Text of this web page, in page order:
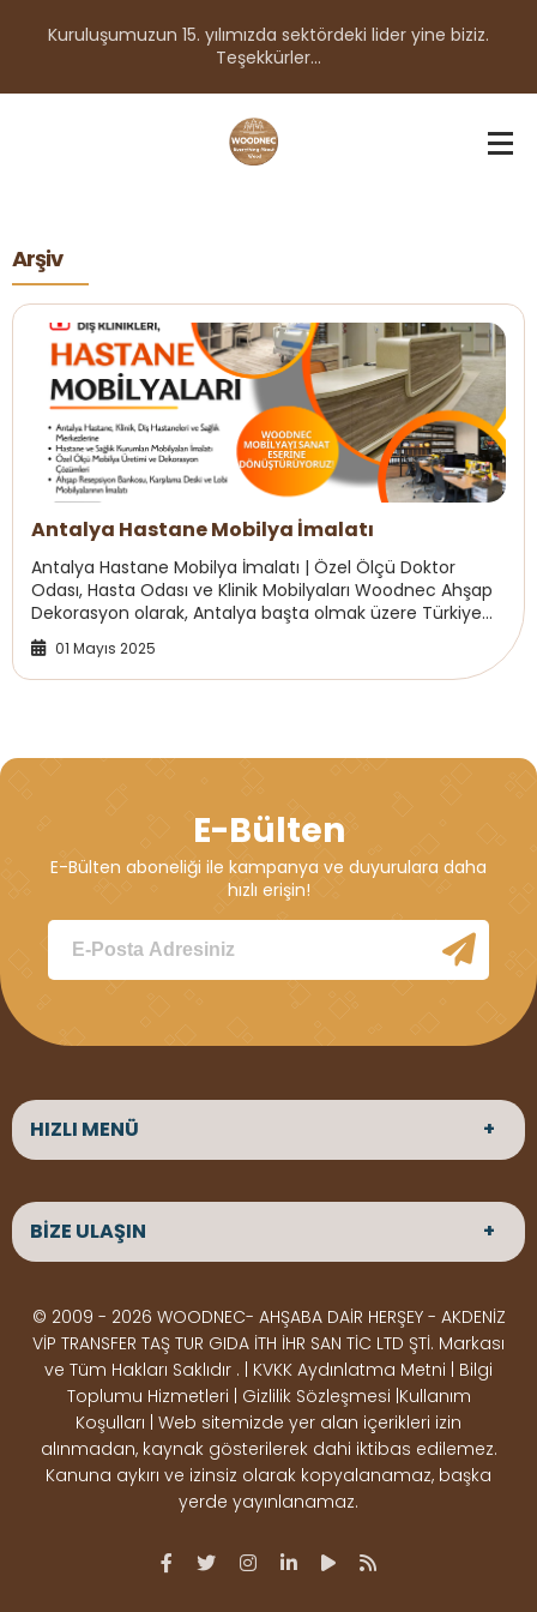
Kuruluşumuzun 15. yılımızda sektördeki lider yine biziz.
Teşekkürler...
Arşiv
Antalya Hastane Mobilya İmalatı
Antalya Hastane Mobilya İmalatı | Özel Ölçü Doktor
Odası, Hasta Odası ve Klinik Mobilyaları Woodnec Ahşap
Dekorasyon olarak, Antalya başta olmak üzere Türkiye
genelinde; hastane, klinik, diş hastanele...
01 Mayıs 2025
E-Bülten
E-Bülten aboneliği ile kampanya ve duyurulara daha
hızlı erişin!
HIZLI MENÜ
ANASAYFA
HAKKIMIZDA
ÜRÜNLER
Çeşitlerimiz
Çeşitlerimiz
Kereste
Çeşitlerimiz
Ahşap
Pergole
Ürünler
Deck Montaj
Ahşap
Dekorasyon
OSB,
BİZE ULAŞIN
BİZE ULAŞIN
Altınkale mah Osmangazi cad. no 355 Döşemealtı
Antalya
ÇALIŞMA SAATLERİ
Hafta içi : Haftaiçi 09:00 - 18:00
Hafta sonu : Cumartesi 10:00 - 15:00
İLETİŞİM
© 2009 - 2026 WOODNEC- AHŞABA DAİR HERŞEY - AKDENİZ
VİP TRANSFER TAŞ TUR GIDA İTH İHR SAN TİC LTD ŞTİ. Markası
ve Tüm Hakları Saklıdır . | KVKK Aydınlatma Metni | Bilgi
Toplumu Hizmetleri | Gizlilik Sözleşmesi |Kullanım
Koşulları | Web sitemizde yer alan içerikleri izin
alınmadan, kaynak gösterilerek dahi iktibas edilemez.
Kanuna aykırı ve izinsiz olarak kopyalanamaz, başka
yerde yayınlanamaz.